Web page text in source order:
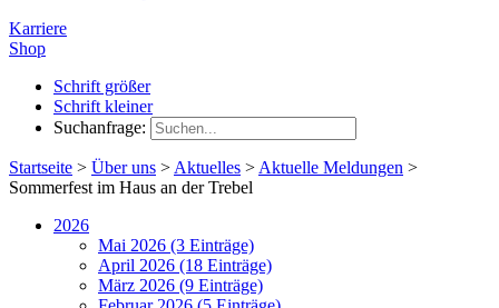
Karriere
Shop
Schrift größer
Schrift kleiner
Suchanfrage:
Startseite > Über uns > Aktuelles > Aktuelle Meldungen >
Sommerfest im Haus an der Trebel
2026
Mai 2026 (3 Einträge)
April 2026 (18 Einträge)
März 2026 (9 Einträge)